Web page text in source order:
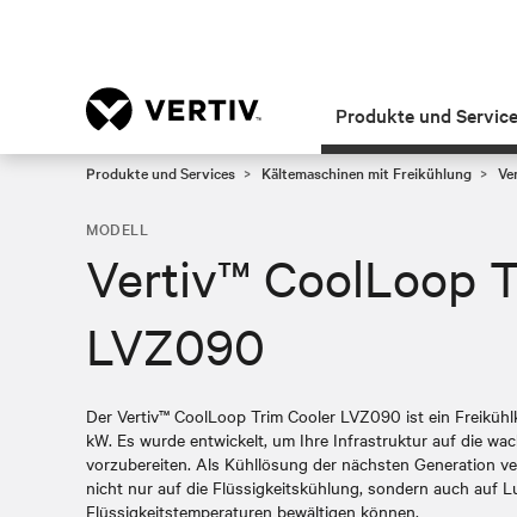
Produkte und
Produkte und Services Kältemaschinen mit Freikühlung
MODELL
Vertiv™ CoolLoop
LVZ090
Der Vertiv™ CoolLoop Trim Cooler LVZ090 ist ein
kW. Es wurde entwickelt, um Ihre Infrastruktur auf die
vorzubereiten. Als Kühllösung der nächsten Generation
nicht nur auf die Flüssigkeitskühlung, sondern auch auf
Flüssigkeitstemperaturen bewältigen können.